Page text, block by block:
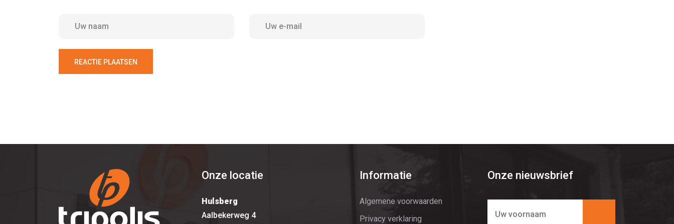
REACTIE PLAATSEN
Onze locatie
Hulsberg
Aalbekerweg 4
Informatie
Algemene voorwaarden
Privacy verklaring
Onze nieuwsbrief